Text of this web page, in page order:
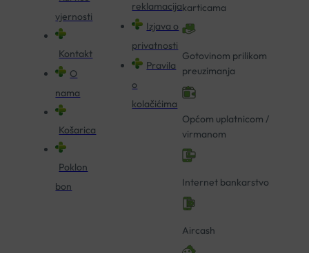
vjernosti
Kontakt
O
nama
Košarica
Poklon
bon
reklamacija
Izjava o
privatnosti
Pravila
o
kolačićima
karticama
Gotovinom prilikom
preuzimanja
Općom uplatnicom /
virmanom
Internet bankarstvo
Aircash